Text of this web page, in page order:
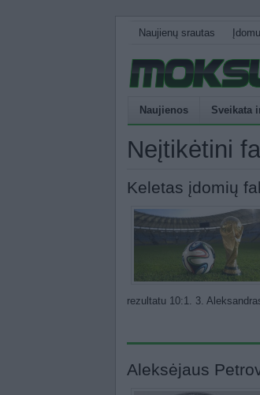
Naujienų srautas
Naujienos Sveikata
Neįtikėtini
Keletas įdomių
rezultatu 10:1. 3.
Aleksėjaus